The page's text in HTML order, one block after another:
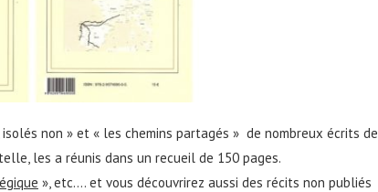
non » et « les chemins partagés » de nombreux écrits de
les a réunis dans un recueil de 150 pages.
», etc…. et vous découvrirez aussi des récits non publiés